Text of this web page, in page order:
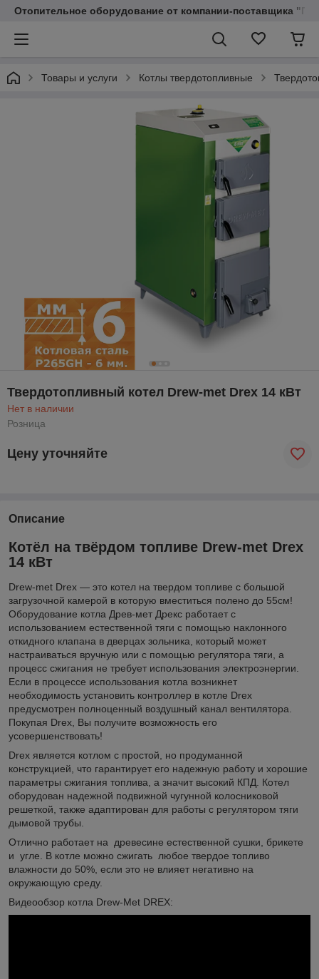
Отопительное оборудование от компании-поставщика
Товары и услуги Котлы твердотопливные
Твердотопливный котел Drew-met Drex 14 кВт
Нет в наличии
Розница
Цену уточняйте
Описание
Котёл на твёрдом топливе Drew-met Drex
14 кВт
Drew-met Drex — это котел на твердом топливе с большой
загрузочной камерой в которую вместиться полено до 55см!
Оборудование котла Древ-мет Дрекс работает с
использованием естественной тяги с помощью наклонного
откидного клапана в дверцах зольника, который может
настраиваться вручную или с помощью регулятора тяги, а
процесс сжигания не требует использования электроэнергии.
Если в процессе использования котла возникнет
необходимость установить контроллер в котле Drex
предусмотрен полноценный воздушный канал вентилятора.
Покупая Drex, Вы получите возможность его
усовершенствовать!
Drex является котлом с простой, но продуманной
конструкцией, что гарантирует его надежную работу и хорошие
параметры сжигания топлива, а значит высокий КПД. Котел
оборудован надежной подвижной чугунной колосниковой
решеткой, также адаптирован для работы с регулятором тяги
дымовой трубы.
Отлично работает на древесине естественной сушки, брикете
и угле. В котле можно сжигать любое твердое топливо
влажности до 50%, если это не влияет негативно на
окружающую среду.
Видеообзор котла Drew-Met DREX: